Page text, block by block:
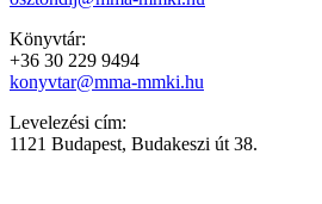
Könyvtár:
+36 30 229 9494
konyvtar@mma-mmki.hu
Levelezési cím:
1121 Budapest, Budakeszi út 38.